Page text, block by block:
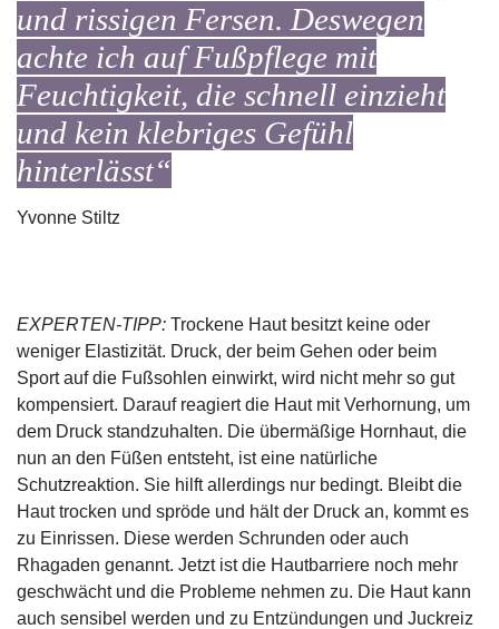
und rissigen Fersen. Deswegen
achte ich auf Fußpflege mit
Feuchtigkeit, die schnell einzieht
und kein klebriges Gefühl
hinterlässt“
Yvonne Stiltz
EXPERTEN-TIPP: Trockene Haut besitzt keine oder
weniger Elastizität. Druck, der beim Gehen oder beim
Sport auf die Fußsohlen einwirkt, wird nicht mehr so gut
kompensiert. Darauf reagiert die Haut mit Verhornung, um
dem Druck standzuhalten. Die übermäßige Hornhaut, die
nun an den Füßen entsteht, ist eine natürliche
Schutzreaktion. Sie hilft allerdings nur bedingt. Bleibt die
Haut trocken und spröde und hält der Druck an, kommt es
zu Einrissen. Diese werden Schrunden oder auch
Rhagaden genannt. Jetzt ist die Hautbarriere noch mehr
geschwächt und die Probleme nehmen zu. Die Haut kann
auch sensibel werden und zu Entzündungen und Juckreiz